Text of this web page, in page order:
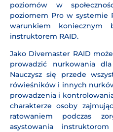
poziomów w
poziomem Pro w systemie
warunkiem koniecznym
instruktorem RAID.
Jako Divemaster RAID
prowadzić nurkowania
Nauczysz się przede
rówieśników i innych
prowadzenia i
charakterze osoby
ratowaniem podczas
asystowania